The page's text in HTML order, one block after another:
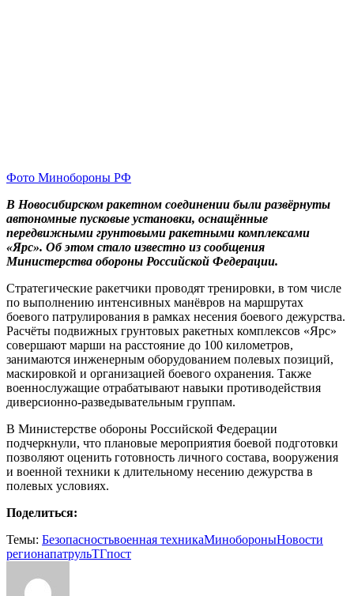
Фото Минобороны РФ
В Новосибирском ракетном соединении были развёрнуты
автономные пусковые установки, оснащённые
передвижными грунтовыми ракетными комплексами
«Ярс». Об этом стало известно из сообщения
Министерства обороны Российской Федерации.
Стратегические ракетчики проводят тренировки, в том числе
по выполнению интенсивных манёвров на маршрутах
боевого патрулирования в рамках несения боевого дежурства.
Расчёты подвижных грунтовых ракетных комплексов «Ярс»
совершают марши на расстояние до 100 километров,
занимаются инженерным оборудованием полевых позиций,
маскировкой и организацией боевого охранения. Также
военнослужащие отрабатывают навыки противодействия
диверсионно-разведывательным группам.
В Министерстве обороны Российской Федерации
подчеркнули, что плановые мероприятия боевой подготовки
позволяют оценить готовность личного состава, вооружения
и военной техники к длительному несению дежурства в
полевых условиях.
Поделиться:
Темы: Безопасностьвоенная техникаМинобороныНовости
регионапатрульТГпост